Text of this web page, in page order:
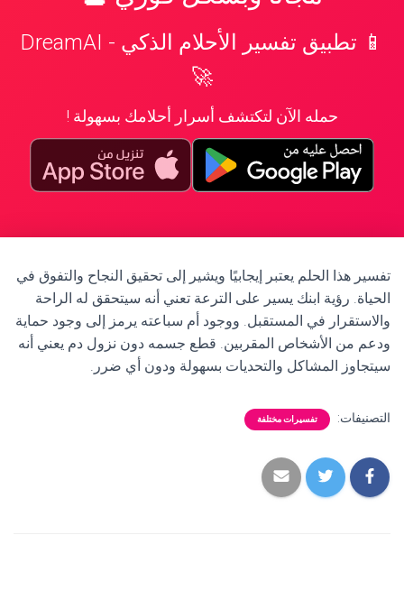
📱 تطبيق تفسير الأحلام الذكي - DreamAI
🚀
حمله الآن لتكتشف أسرار أحلامك بسهولة !
تفسير هذا الحلم يعتبر إيجابيًا ويشير إلى تحقيق النجاح والتفوق في
الحياة. رؤية ابنك يسير على الترعة تعني أنه سيتحقق له الراحة
والاستقرار في المستقبل. ووجود أم سباعته يرمز إلى وجود حماية
ودعم من الأشخاص المقربين. قطع جسمه دون نزول دم يعني أنه
سيتجاوز المشاكل والتحديات بسهولة ودون أي ضرر.
التصنيفات: تفسيرات مختلفة